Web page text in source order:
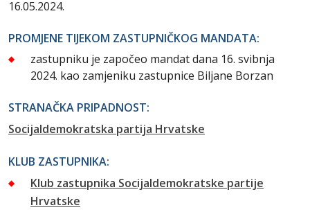
16.05.2024.
PROMJENE TIJEKOM ZASTUPNIČKOG MANDATA:
zastupniku je započeo mandat dana 16. svibnja
2024. kao zamjeniku zastupnice Biljane Borzan
STRANAČKA PRIPADNOST:
Socijaldemokratska partija Hrvatske
KLUB ZASTUPNIKA:
Klub zastupnika Socijaldemokratske partije
Hrvatske